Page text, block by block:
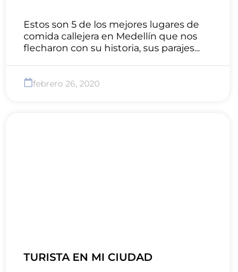
Estos son 5 de los mejores lugares de
comida callejera en Medellín que nos
flecharon con su historia, sus parajes...
febrero 26, 2020
TURISTA EN MI CIUDAD